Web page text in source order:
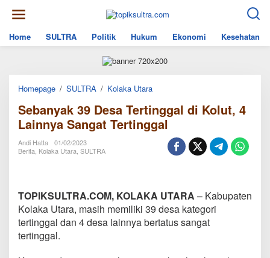
content
Home
SULTRA Politik Hukum Ekonomi Kesehatan
Homepage / SULTRA / Kolaka UtaraSebanyak
Desa
Tertinggal
di
Lainnya
Sebanyak 39 Desa Tertinggal di Kolut, 4
Lainnya Sangat Tertinggal
Andi Hatta
01/02/2023
Berita Kolaka Utara SULTRA
TOPIKSULTRA.COM, KOLAKA UTARA – Kabupaten
Kolaka Utara, masih memiliki 39 desa kategori
tertinggal dan 4 desa lainnya bertatus sangat
tertinggal.